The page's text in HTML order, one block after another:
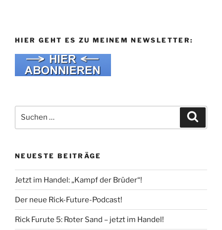
HIER GEHT ES ZU MEINEM NEWSLETTER:
nach:
NEUESTE BEITRÄGE
Jetzt im Handel: „Kampf der Brüder“!
Der neue Rick-Future-Podcast!
Rick Furute 5: Roter Sand – jetzt im Handel!